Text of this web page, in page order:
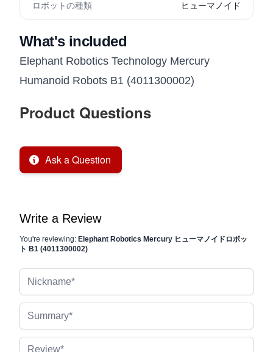
ロボットの種類 ヒューマノイド
What's included
Elephant Robotics Technology Mercury
Humanoid Robots B1 (4011300002)
Product Questions
Ask a Question
Write a Review
You're reviewing: Elephant Robotics Mercury ヒューマノイドロボッ
ト B1 (4011300002)
Review